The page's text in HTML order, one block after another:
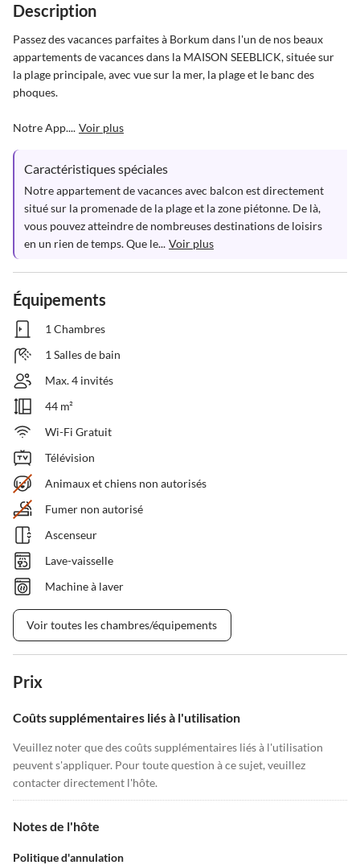
Description
Passez des vacances parfaites à Borkum dans l'un de nos beaux
appartements de vacances dans la MAISON SEEBLICK, située sur
la plage principale, avec vue sur la mer, la plage et le banc des
phoques.
Notre App.... Voir plus
Caractéristiques spéciales
Notre appartement de vacances avec balcon est directement
situé sur la promenade de la plage et la zone piétonne. De là,
vous pouvez atteindre de nombreuses destinations de loisirs
en un rien de temps. Que le... Voir plus
Équipements
1 Chambres
1 Salles de bain
Max. 4 invités
44 m²
Wi-Fi Gratuit
Télévision
Animaux et chiens non autorisés
Fumer non autorisé
Ascenseur
Lave-vaisselle
Machine à laver
Voir toutes les chambres/équipements
Prix
Coûts supplémentaires liés à l'utilisation
Veuillez noter que des coûts supplémentaires liés à l'utilisation
peuvent s'appliquer. Pour toute question à ce sujet, veuillez
contacter directement l'hôte.
Notes de l'hôte
Politique d'annulation